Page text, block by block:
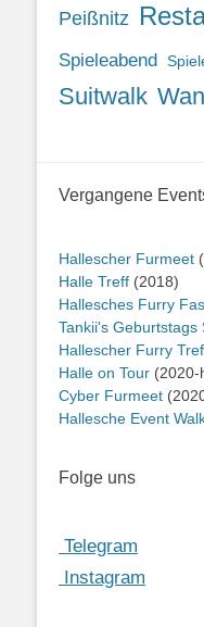
Peißnitz
Spieleabend
Suitwalk
Vergangene
Hallescher Furmeet
Halle Treff (2018)
Hallesches Furry
Tankii's Geburtstags
Hallescher Furry
Halle on Tour (2020-
Cyber Furmeet
Hallesche Event
Folge uns
Telegram
Instagram